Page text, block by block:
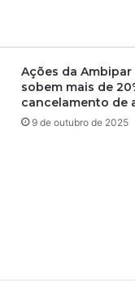
Ações da Ambipar
sobem mais de
cancelamento de
9 de outubro de 2025